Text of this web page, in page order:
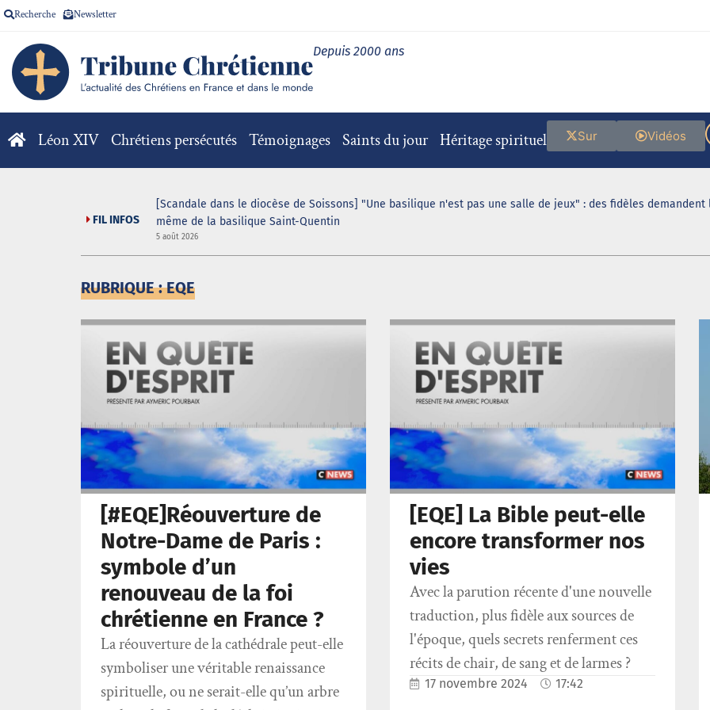
Recherche Newsletter
Depuis 2000 ans
Léon XIV Chrétiens persécutés Témoignages Saints du jour Héritage spirituel Vidéos
Sur
FIL INFOS
[Scandale dans le diocèse de Soissons] "Une basilique n'est pas une salle de jeux" : des fidèles demandent
même de la basilique Saint-Quentin
5 août 2026
RUBRIQUE : EQE
[#EQE]Réouverture de
Notre-Dame de Paris :
symbole d’un
renouveau de la foi
chrétienne en France ?
La réouverture de la cathédrale peut-elle
symboliser une véritable renaissance
spirituelle, ou ne serait-elle qu’un arbre
[EQE] La Bible peut-elle
encore transformer nos
vies
Avec la parution récente d'une nouvelle
traduction, plus fidèle aux sources de
l'époque, quels secrets renferment ces
récits de chair, de sang et de larmes ?
17 novembre 2024 17:42